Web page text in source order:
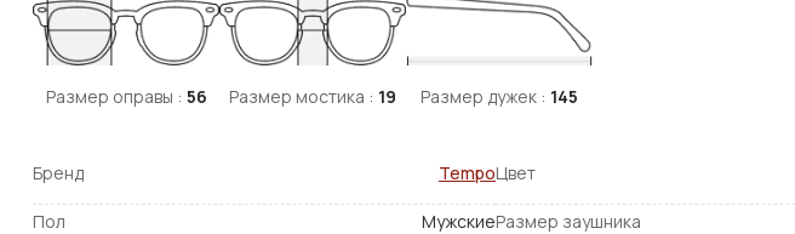
Размер оправы : 56 Размер мостика : 19 Размер дужек : 145
Бренд Tempo
Пол Мужские
Цвет
Размер заушника